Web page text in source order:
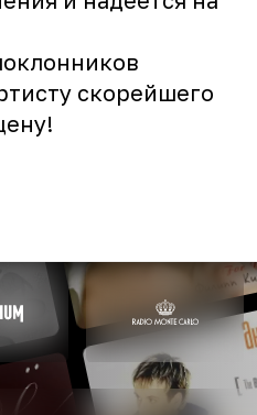
скорейшего